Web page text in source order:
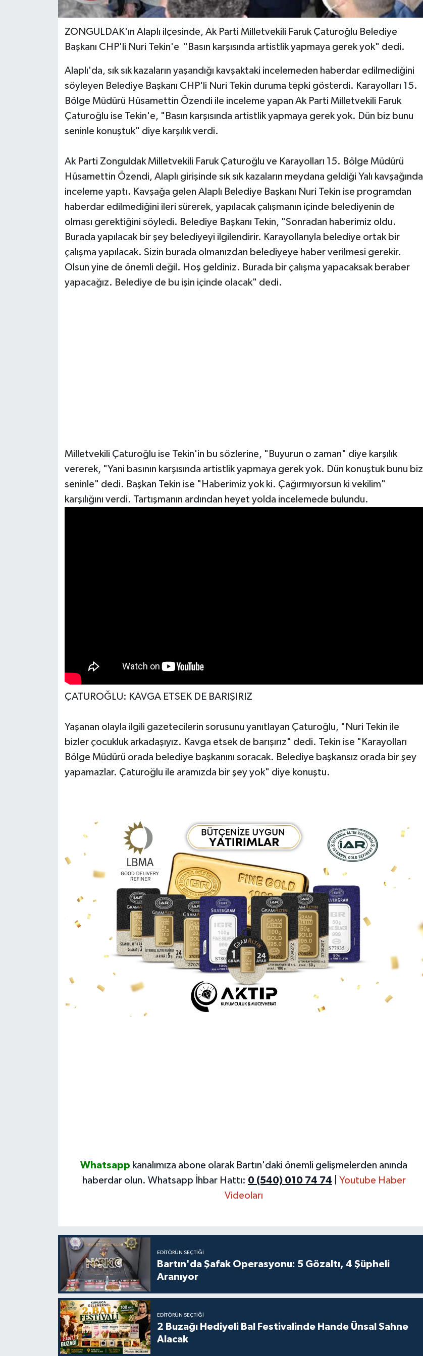
ZONGULDAK'ın Alaplı ilçesinde, Ak Parti Milletvekili Faruk Çaturoğlu Belediye
Başkanı CHP'li Nuri Tekin'e "Basın karşısında artistlik yapmaya gerek yok" dedi.
Alaplı'da, sık sık kazaların yaşandığı kavşaktaki incelemeden haberdar edilmediğini
söyleyen Belediye Başkanı CHP'li Nuri Tekin duruma tepki gösterdi. Karayolları 15.
Bölge Müdürü Hüsamettin Özendi ile inceleme yapan Ak Parti Milletvekili Faruk
Çaturoğlu ise Tekin'e, "Basın karşısında artistlik yapmaya gerek yok. Dün biz bunu
seninle konuştuk" diye karşılık verdi.
Ak Parti Zonguldak Milletvekili Faruk Çaturoğlu ve Karayolları 15. Bölge Müdürü
Hüsamettin Özendi, Alaplı girişinde sık sık kazaların meydana geldiği Yalı kavşağında
inceleme yaptı. Kavşağa gelen Alaplı Belediye Başkanı Nuri Tekin ise programdan
haberdar edilmediğini ileri sürerek, yapılacak çalışmanın içinde belediyenin de
olması gerektiğini söyledi. Belediye Başkanı Tekin, "Sonradan haberimiz oldu.
Burada yapılacak bir şey belediyeyi ilgilendirir. Karayollarıyla belediye ortak bir
çalışma yapılacak. Sizin burada olmanızdan belediyeye haber verilmesi gerekir.
Olsun yine de önemli değil. Hoş geldiniz. Burada bir çalışma yapacaksak beraber
yapacağız. Belediye de bu işin içinde olacak" dedi.
Milletvekili Çaturoğlu ise Tekin'in bu sözlerine, "Buyurun o zaman" diye karşılık
vererek, "Yani basının karşısında artistlik yapmaya gerek yok. Dün konuştuk bunu biz
seninle" dedi. Başkan Tekin ise "Haberimiz yok ki. Çağırmıyorsun ki vekilim"
karşılığını verdi. Tartışmanın ardından heyet yolda incelemede bulundu.
ÇATUROĞLU: KAVGA ETSEK DE BARIŞIRIZ
Yaşanan olayla ilgili gazetecilerin sorusunu yanıtlayan Çaturoğlu, "Nuri Tekin ile
bizler çocukluk arkadaşıyız. Kavga etsek de barışırız" dedi. Tekin ise "Karayolları
Bölge Müdürü orada belediye başkanını soracak. Belediye başkansız orada bir şey
yapamazlar. Çaturoğlu ile aramızda bir şey yok" diye konuştu.
Whatsapp kanalımıza abone olarak Bartın'daki önemli gelişmelerden anında
haberdar olun. Whatsapp İhbar Hattı: 0 (540) 010 74 74
Youtube Haber
Videoları
EDITÖRÜN SEÇTIĞI
Bartın'da Şafak Operasyonu: 5 Gözaltı, 4 Şüpheli
Aranıyor
EDITÖRÜN SEÇTIĞI
2 Buzağı Hediyeli Bal Festivalinde Hande Ünsal Sahne
Alacak